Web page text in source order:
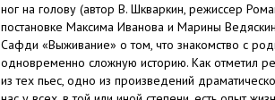
ног на голову (автор В. Шкваркин, режиссер
постановке Максима Иванова и Марины
Сафди «Выживание» о том, что знакомство с
одновременно сложную историю. Как отметил
из тех пьес, одно из произведений